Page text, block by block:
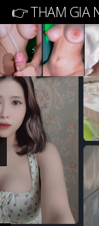
👉 THAM GIA